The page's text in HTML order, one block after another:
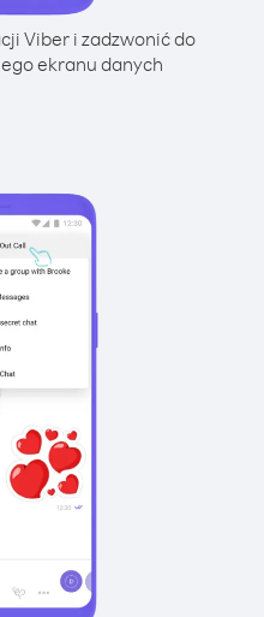
Viber i zadzwonić do
ekranu danych